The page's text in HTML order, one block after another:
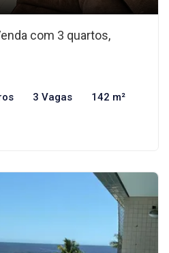
com 3 quartos,
3 Vagas 142 m²